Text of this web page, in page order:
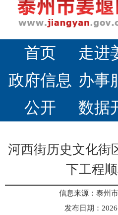
首页 走进
政府信息
公开
办事
数据
河西街历史文化街
下工程
信息来源：泰州
发布日期：